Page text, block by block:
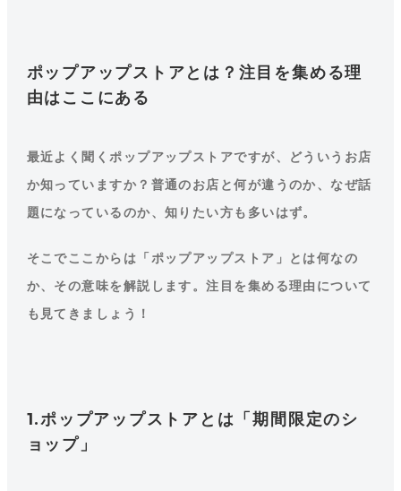
ポップアップストアとは？注目を集める理
由はここにある
最近よく聞くポップアップストアですが、どういうお店
か知っていますか？普通のお店と何が違うのか、なぜ話
題になっているのか、知りたい方も多いはず。
そこでここからは「ポップアップストア」とは何なの
か、その意味を解説します。注目を集める理由について
も見てきましょう！
1.ポップアップストアとは「期間限定のシ
ョップ」